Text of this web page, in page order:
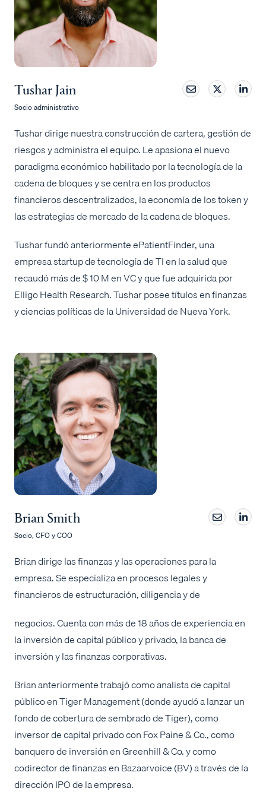
Tushar Jain
Socio administrativo
Tushar dirige nuestra construcción de cartera, gestión de
riesgos y administra el equipo. Le apasiona el nuevo
paradigma económico habilitado por la tecnología de la
cadena de bloques y se centra en los productos
financieros descentralizados, la economía de los token y
las estrategias de mercado de la cadena de bloques.
Tushar fundó anteriormente ePatientFinder, una
empresa startup de tecnología de TI en la salud que
recaudó más de $ 10 M en VC y que fue adquirida por
Elligo Health Research. Tushar posee títulos en finanzas
y ciencias políticas de la Universidad de Nueva York.
Brian Smith
Socio, CFO y COO
Brian dirige las finanzas y las operaciones para la
empresa. Se especializa en procesos legales y
financieros de estructuración, diligencia y de
negocios. Cuenta con más de 18 años de experiencia en
la inversión de capital público y privado, la banca de
inversión y las finanzas corporativas.
Brian anteriormente trabajó como analista de capital
público en Tiger Management (donde ayudó a lanzar un
fondo de cobertura de sembrado de Tiger), como
inversor de capital privado con Fox Paine & Co., como
banquero de inversión en Greenhill & Co. y como
codirector de finanzas en Bazaarvoice (BV) a través de la
dirección IPO de la empresa.